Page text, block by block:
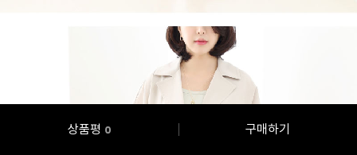
상품평 0 구매하기